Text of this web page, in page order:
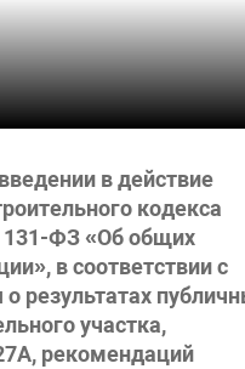
в действие
кодекса
131-ФЗ «Об общих
в соответствии с
результатах
участка,
рекомендаций